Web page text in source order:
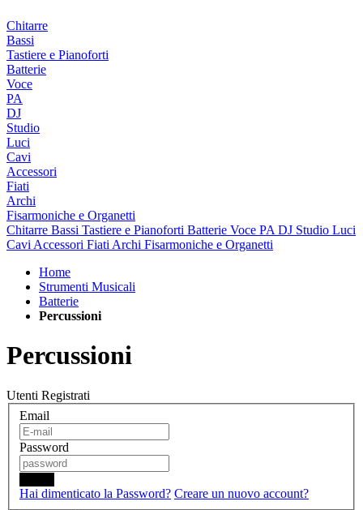
Chitarre
Bassi
Tastiere e Pianoforti
Batterie
Voce
PA
DJ
Studio
Luci
Cavi
Accessori
Fiati
Archi
Fisarmoniche e Organetti
Chitarre Bassi Tastiere e Pianoforti Batterie Voce PA DJ Studio Luci
Cavi Accessori Fiati Archi Fisarmoniche e Organetti
Home
Strumenti Musicali
Batterie
Percussioni
Percussioni
Utenti Registrati
Email
Password
Hai dimenticato la Password? Creare un nuovo account?